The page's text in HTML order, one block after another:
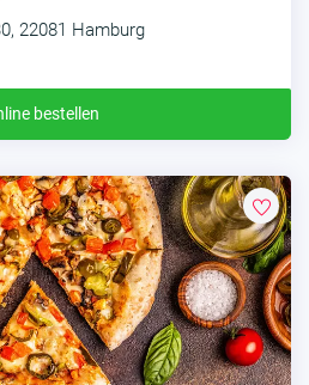
22081 Hamburg
bestellen